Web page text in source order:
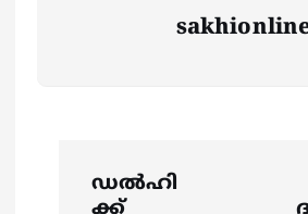
ഡല്‍ഹി